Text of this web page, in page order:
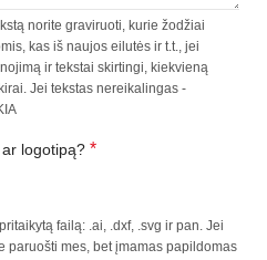
norite graviruoti, kurie žodžiai
kas iš naujos eilutės ir t.t., jei
ir tekstai skirtingi, kiekvieną
Jei tekstas nereikalingas -
logotipą? *
failą: .ai, .dxf, .svg ir pan. Jei
paruošti mes, bet įmamas papildomas